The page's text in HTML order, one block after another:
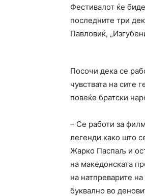
Фестивалот ќе
последните три
Павловиќ,
Посочи дека се
чувствата на сите
повеќе братски
– Се работи за
легенди како што
Жарко Паспаљ и
на македонската
на натпреварите
буквално во